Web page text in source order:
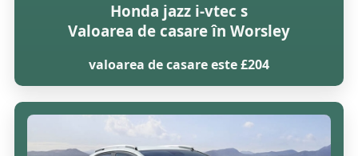
Honda jazz i-vtec s
Valoarea de casare în Worsley
valoarea de casare este £204